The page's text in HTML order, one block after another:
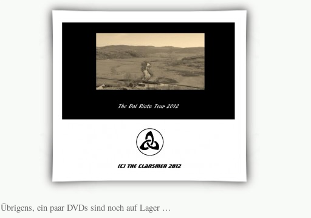
Übrigens, ein paar DVDs sind noch auf Lager …